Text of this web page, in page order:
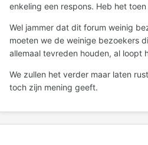
enkeling een respons. Heb het
Wel jammer dat dit forum weinig
moeten we de weinige bezoekers
allemaal tevreden houden, al loopt
We zullen het verder maar laten
toch zijn mening geeft.